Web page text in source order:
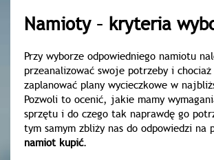
Namioty – kryteria
Przy wyborze odpowiedniego namiotu
przeanalizować swoje potrzeby i
zaplanować plany wycieczkowe w
Pozwoli to ocenić, jakie mamy
sprzętu i do czego tak naprawdę go
tym samym zbliży nas do odpowiedzi na
namiot kupić.